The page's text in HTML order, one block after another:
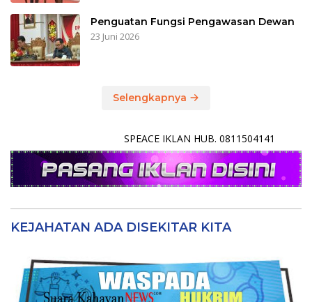
Penguatan Fungsi Pengawasan Dewan
23 Juni 2026
Selengkapnya
SPEACE IKLAN HUB. 0811504141
KEJAHATAN ADA DISEKITAR KITA